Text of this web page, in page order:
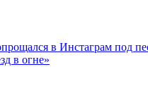
в Инстаграм под
в огне»